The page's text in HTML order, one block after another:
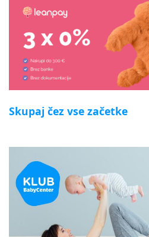
Skupaj čez vse začetke